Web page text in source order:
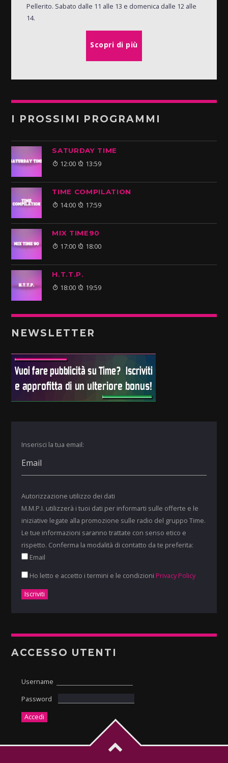
Pellerito. Sabato dalle 11 alle 13 e domenica dalle 12 alle
14.
Scopri di più
I PROSSIMI PROGRAMMI
SATURDAY TIME
12:00 13:59
TIME COMPILATION
14:00 17:59
MIX TIME90
17:00 18:00
H.T.T.P.
18:00 19:59
NEWSLETTER
Inserisci la tua email:
Autorizzazione utilizzo dei dati
M.M.P.I. utilizzerà i tuoi dati per informarti sulle offerte e le
iniziative legate alla promozione sulle radio del gruppo Time.
Le tue informazioni saranno trattate con senso etico e
rispetto. Conferma la modalità di contatto da te preferita:
Email
Ho letto e accetto i termini e le condizioni Privacy Policy
ACCESSO UTENTI
Username
Password